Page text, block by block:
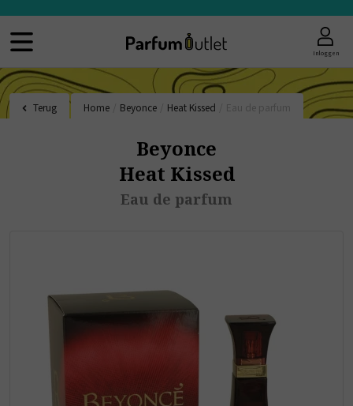
Inloggen
Terug Home Beyonce Heat Kissed
Beyonce
Heat Kissed
Eau de parfum